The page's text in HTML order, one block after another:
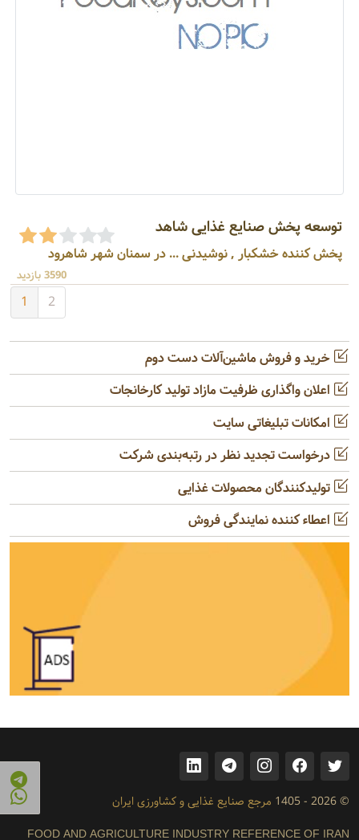
توسعه پخش صنایع غذایی شاهد
پخش کننده خشکبار , نوشیدنی ... در سمنان شهر شاهرود
3590 بازدید
1 2
خرید و فروش ماشین‌آلات دست دوم
اعلان واگذاری ظرفیت مازاد تولید کارخانجات
امکانات تبلیغاتی سایت
درخواست تجدید نظر در رتبه‌بندی شرکت
تولیدکنندگان محصولات غذایی
اعطاء کننده نمایندگی فروش
© 2026 - 1405 مرجع صنایع غذایی و کشاورزی ایران
FOOD AND AGRICULTURE INDUSTRY REFERENCE OF IRAN